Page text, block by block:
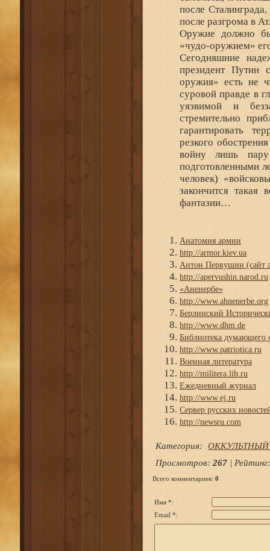
после
после разгрома в
Оружие должно
«чудо-оружием»
Сегодняшние
президент Путин
оружия» есть не
суровой правде в
уязвимой и
стремительно
гарантировать
резкого
войну лишь пару
подготовленными
человек)
закончится
фантазии…
Анатомия армии
http://armor.kiev.ua
Антон Первушин (сайт
http://apervushin.narod.ru
«Аненербе»
http://www.ahnenerbe.org
Берлинский
http://www.dhm.de
Библиотека думающего
http://www.patriotica.ru
Военная литература
http://militera.lib.ru
Ежедневный журнал
http://www.ej.ru
Сервер русских
http://newsru.com
Категория: ОККУЛЬТНЫЙ
Просмотров: 267 | Рейтинг
Всего комментариев: 0
Имя *:
Email *: